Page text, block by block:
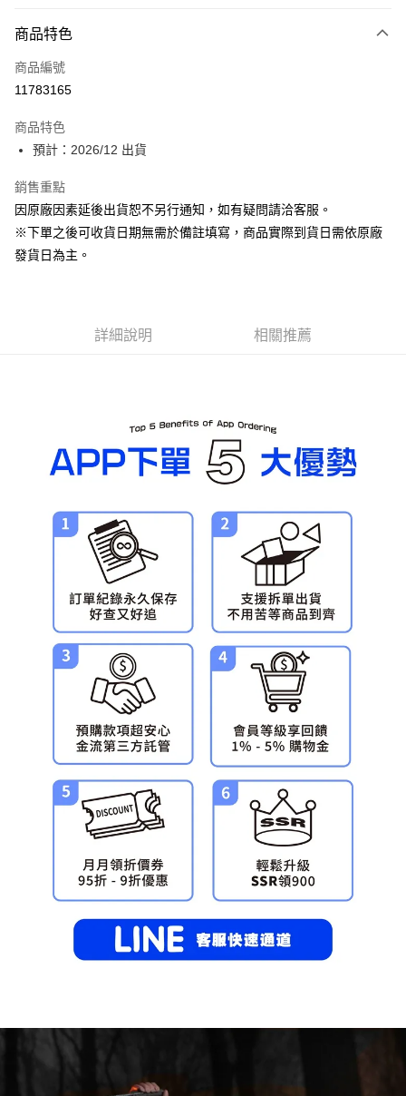
信用卡一次付款
Apple Pay
運送方式
預購-宅配(舊)
每筆NT$120，滿NT$3,000(含以上)免運費
商品特色
商品編號
11783165
商品特色
預計：2026/12 出貨
銷售重點
因原廠因素延後出貨恕不另行通知，如有疑問請洽客服。
※下單之後可收貨日期無需於備註填寫，商品實際到貨日需依原廠
發貨日為主。
詳細說明 相關推薦